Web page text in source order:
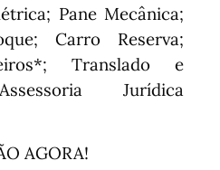
Pane Mecânica;
Carro Reserva;
Translado e
Jurídica
AGORA!